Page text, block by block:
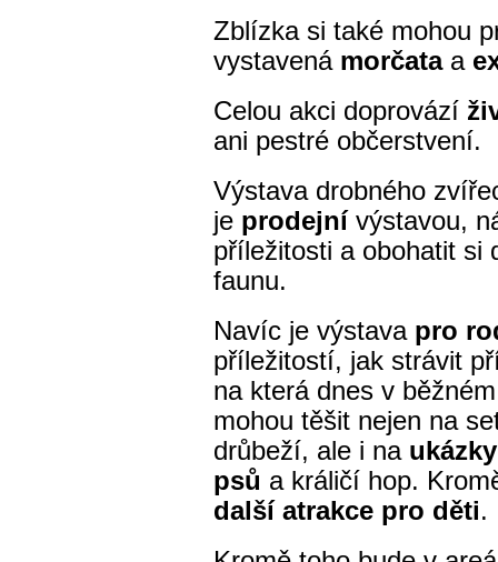
Zblízka si také mohou
vystavená morčataa
Celou akci doprovází
ani pestré občerstvení.
Výstava drobného
je prodejní výstavou,
příležitosti a obohatit si
faunu.
Navíc je výstava pro
příležitostí, jak strávit
na která dnes v
mohou těšit nejen na
drůbeží, ale i na
psů a králičí hop.
další atrakce pro děti.